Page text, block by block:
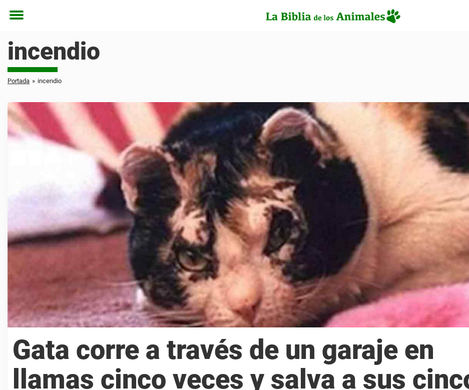
Toggle
incendio
Portada » incendio
Gata corre a través de un garaje en
llamas cinco veces y salva a sus